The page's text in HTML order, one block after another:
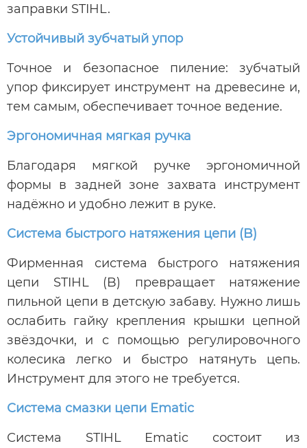
заправки STIHL.
Устойчивый зубчатый упор
Точное и безопасное пиление: зубчатый
упор фиксирует инструмент на древесине и,
тем самым, обеспечивает точное ведение.
Эргономичная мягкая ручка
Благодаря мягкой ручке эргономичной
формы в задней зоне захвата инструмент
надёжно и удобно лежит в руке.
Система быстрого натяжения цепи (B)
Фирменная система быстрого натяжения
цепи STIHL (B) превращает натяжение
пильной цепи в детскую забаву. Нужно лишь
ослабить гайку крепления крышки цепной
звёздочки, и с помощью регулировочного
колесика легко и быстро натянуть цепь.
Инструмент для этого не требуется.
Система смазки цепи Ematic
Система STIHL Ematic состоит из